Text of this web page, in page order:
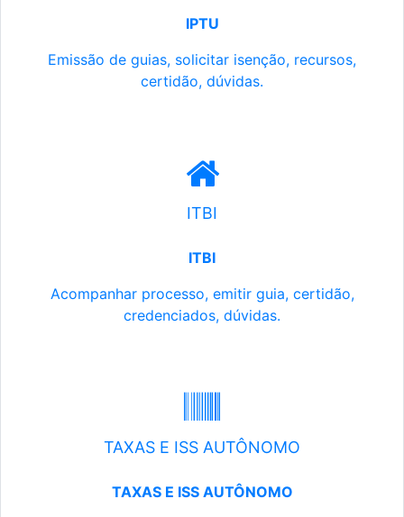
IPTU
Emissão de guias, solicitar isenção, recursos,
certidão, dúvidas.
ITBI
ITBI
Acompanhar processo, emitir guia, certidão,
credenciados, dúvidas.
TAXAS E ISS AUTÔNOMO
TAXAS E ISS AUTÔNOMO